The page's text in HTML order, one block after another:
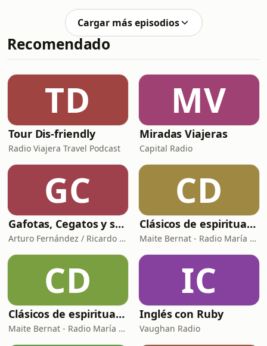
si=VjNkt0ff
Ruarte, quien nos cuenta como
manejar mas de 100 Millones de
Dolares, sus predicciones de precio
para Bitcoin, Oro y Plata, cuanto es lo
muchas cosas mas.Link de Registro a
Exnesshttps://one.exnessonelink.com/a/
Cargar más episodios
Recomendado
TD
Tour Dis-friendly
Radio Viajera Travel Podcast
MV
Miradas Viajeras
Capital Radio
GC
Gafotas, Cegatos y sus Aparatos - Podcast
Arturo Fernández / Ricardo Abad
CD
Clásicos de espiritualidad: El arte de aprovechar nuestras faltas
Maite Bernat - Radio María España
CD
Clásicos de espiritualidad: El combate espiritual
Maite Bernat - Radio María ESP
IC
Inglés con Ruby
Vaughan Radio